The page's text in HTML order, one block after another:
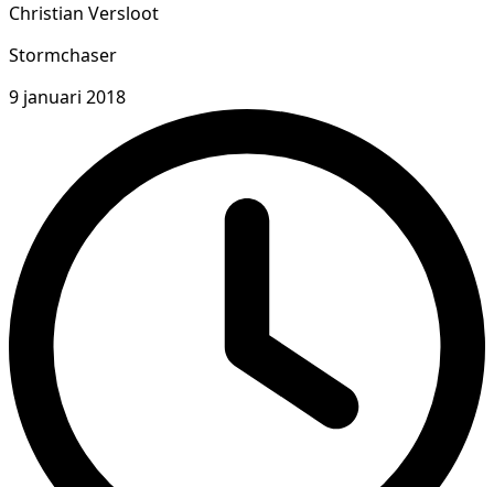
Christian Versloot
Stormchaser
9 januari 2018